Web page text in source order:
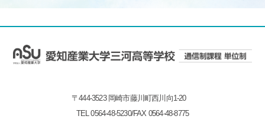
〒444-3523 岡崎市藤川町西川向1-20
TEL 0564-48-5230/FAX 0564-48-8775